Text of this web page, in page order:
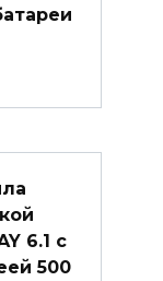
6.1 с
500